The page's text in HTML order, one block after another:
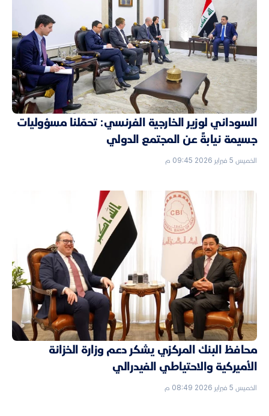
السوداني لوزير الخارجية الفرنسي: تحمّلنا مسؤوليات
جسيمة نيابةً عن المجتمع الدولي
الخميس 5 فبراير 2026 09:45 م
محافظ البنك المركزي يشكر دعم وزارة الخزانة
الأميركية والاحتياطي الفيدرالي
الخميس 5 فبراير 2026 08:49 م